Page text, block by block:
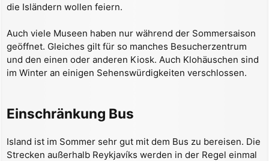
die Isländern wollen feiern.
Auch viele Museen haben nur während der Sommersaison
geöffnet. Gleiches gilt für so manches Besucherzentrum
und den einen oder anderen Kiosk. Auch Klohäuschen sind
im Winter an einigen Sehenswürdigkeiten verschlossen.
Einschränkung Bus
Island ist im Sommer sehr gut mit dem Bus zu bereisen. Die
Strecken außerhalb Reykjavíks werden in der Regel einmal